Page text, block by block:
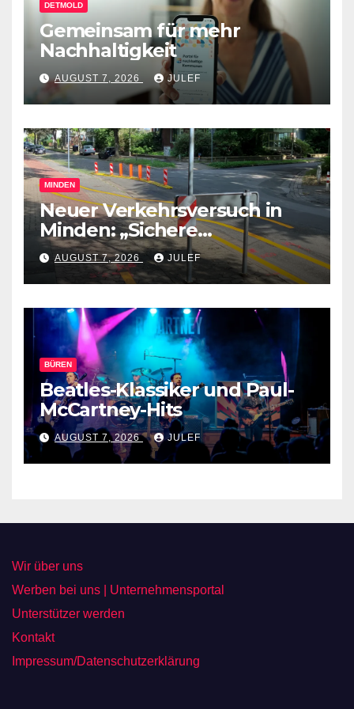
DETMOLD
Gemeinsam für mehr
Nachhaltigkeit
AUGUST 7, 2026 JULEF
MINDEN
Neuer Verkehrsversuch in
Minden: „Sichere
Verkehrswege schaffen“
AUGUST 7, 2026 JULEF
BÜREN
Beatles-Klassiker und Paul-
McCartney-Hits
AUGUST 7, 2026 JULEF
Wir über uns
Werben bei uns | Unternehmensportal
Unterstützer werden
Kontakt
Impressum/Datenschutzerklärung